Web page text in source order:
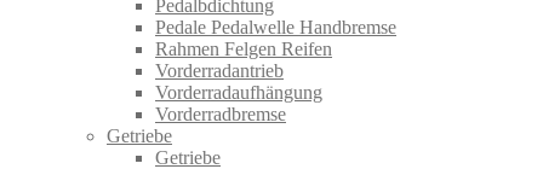
Pedalbdichtung
Pedale Pedalwelle Handbremse
Rahmen Felgen Reifen
Vorderradantrieb
Vorderradaufhängung
Vorderradbremse
Getriebe
Getriebe